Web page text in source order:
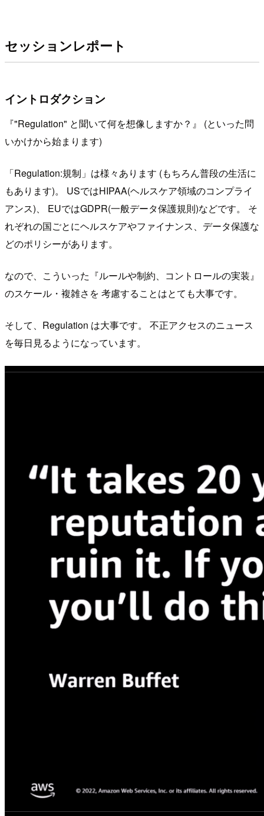
セッションレポート
イントロダクション
『"Regulation" と聞いて何を想像しますか？』 (といった問
いかけから始まります)
「Regulation:規制」は様々あります (もちろん普段の生活に
もあります)。 USではHIPAA(ヘルスケア領域のコンプライ
アンス)、 EUではGDPR(一般データ保護規則)などです。 そ
れぞれの国ごとにヘルスケアやファイナンス、データ保護な
どのポリシーがあります。
なので、こういった『ルールや制約、コントロールの実装』
のスケール・複雑さを 考慮することはとても大事です。
そして、Regulation は大事です。 不正アクセスのニュース
を毎日見るようになっています。